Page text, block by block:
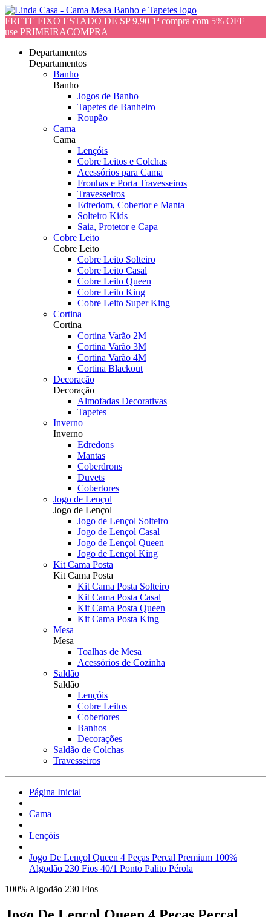
FRETE FIXO ESTADO DE SP 9,90 1ª compra com 5% OFF —
use PRIMEIRACOMPRA
Departamentos
Departamentos
Banho
Banho
Jogos de Banho
Tapetes de Banheiro
Roupão
Cama
Cama
Lençóis
Cobre Leitos e Colchas
Acessórios para Cama
Fronhas e Porta Travesseiros
Travesseiros
Edredom, Cobertor e Manta
Solteiro Kids
Saia, Protetor e Capa
Cobre Leito
Cobre Leito
Cobre Leito Solteiro
Cobre Leito Casal
Cobre Leito Queen
Cobre Leito King
Cobre Leito Super King
Cortina
Cortina
Cortina Varão 2M
Cortina Varão 3M
Cortina Varão 4M
Cortina Blackout
Decoração
Decoração
Almofadas Decorativas
Tapetes
Inverno
Inverno
Edredons
Mantas
Coberdrons
Duvets
Cobertores
Jogo de Lençol
Jogo de Lençol
Jogo de Lençol Solteiro
Jogo de Lençol Casal
Jogo de Lençol Queen
Jogo de Lençol King
Kit Cama Posta
Kit Cama Posta
Kit Cama Posta Solteiro
Kit Cama Posta Casal
Kit Cama Posta Queen
Kit Cama Posta King
Mesa
Mesa
Toalhas de Mesa
Acessórios de Cozinha
Saldão
Saldão
Lençóis
Cobre Leitos
Cobertores
Banhos
Decorações
Saldão de Colchas
Travesseiros
Página Inicial
Cama
Lençóis
Jogo De Lençol Queen 4 Peças Percal Premium 100%
Algodão 230 Fios 40/1 Ponto Palito Pérola
100% Algodão 230 Fios